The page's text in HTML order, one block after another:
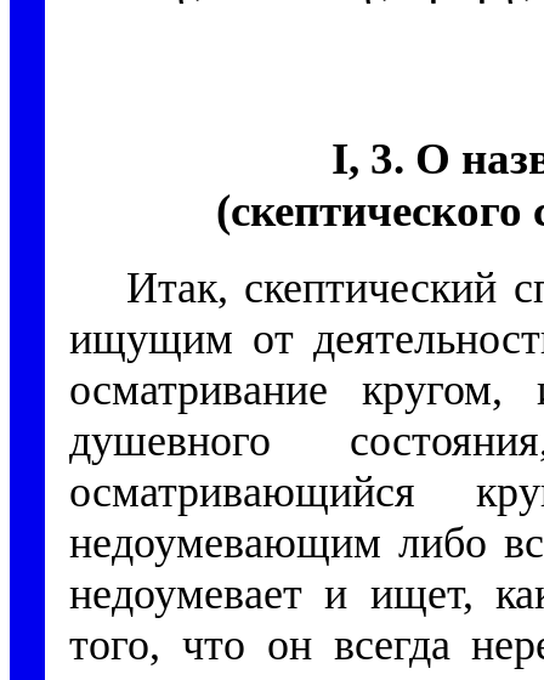
I, 3. О
Итак, скептический
ищущим от
осматривание
душевного
осматривающийся
недоумевающим либо
недоумевает и ищет,
того, что он всегда